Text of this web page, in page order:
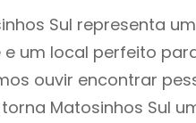
Sul representa
e um local perfeito
ouvir encontrar
Matosinhos Sul